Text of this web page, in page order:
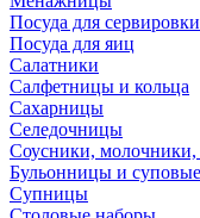
Посуда для
Посуда для яиц
Салатники
Салфетницы и кольца
Сахарницы
Селедочницы
Соусники, молочники,
Бульонницы и
Супницы